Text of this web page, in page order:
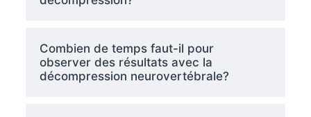
Combien de temps faut-il pour
observer des résultats avec la
décompression neurovertébrale?